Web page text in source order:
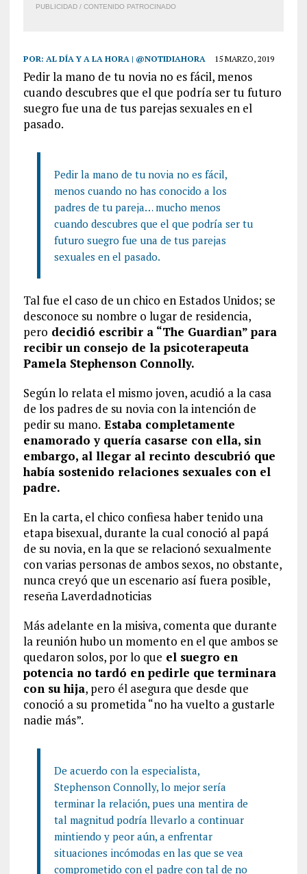
PUBLICIDAD / CONTENIDO PATROCINADO
POR: AL DÍA Y A LA HORA | @NOTIDIAHORA 15 MARZO, 2019
Pedir la mano de tu novia no es fácil, menos
cuando descubres que el que podría ser tu futuro
suegro fue una de tus parejas sexuales en el
pasado.
Pedir la mano de tu novia no es fácil,
menos cuando no has conocido a los
padres de tu pareja… mucho menos
cuando descubres que el que podría ser tu
futuro suegro fue una de tus parejas
sexuales en el pasado.
Tal fue el caso de un chico en Estados Unidos; se
desconoce su nombre o lugar de residencia,
pero decidió escribir a “The Guardian” para
recibir un consejo de la psicoterapeuta
Pamela Stephenson Connolly.
Según lo relata el mismo joven, acudió a la casa
de los padres de su novia con la intención de
pedir su mano. Estaba completamente
enamorado y quería casarse con ella, sin
embargo, al llegar al recinto descubrió que
había sostenido relaciones sexuales con el
padre.
En la carta, el chico confiesa haber tenido una
etapa bisexual, durante la cual conoció al papá
de su novia, en la que se relacionó sexualmente
con varias personas de ambos sexos, no obstante,
nunca creyó que un escenario así fuera posible,
reseña Laverdadnoticias
Más adelante en la misiva, comenta que durante
la reunión hubo un momento en el que ambos se
quedaron solos, por lo que el suegro en
potencia no tardó en pedirle que terminara
con su hija, pero él asegura que desde que
conoció a su prometida “no ha vuelto a gustarle
nadie más”.
De acuerdo con la especialista,
Stephenson Connolly, lo mejor sería
terminar la relación, pues una mentira de
tal magnitud podría llevarlo a continuar
mintiendo y peor aún, a enfrentar
situaciones incómodas en las que se vea
comprometido con el padre con tal de no